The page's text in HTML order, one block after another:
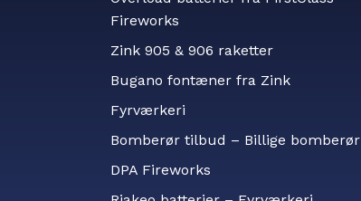
Fireworks
Zink 905 & 906 raketter
Bugano fontæner fra Zink
Fyrværkeri
Bomberør tilbud – Billige bomberør
DPA Fireworks